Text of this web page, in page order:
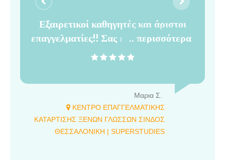
Εξαιρετικοί καθηγητές και άριστοι
επαγγελματίες!! Σας ευχαριστώ πολύ!!
Το ταχύρυθμο πρόγραμμα εκμάθησης
Συγχαρηστήρια!!
περισσότερα
Μαρια Σ.
ΚΕΝΤΡΟ ΕΠΑΓΓΕΛΜΑΤΙΚΗΣ
ΚΑΤΑΡΤΙΣΗΣ ΞΕΝΩΝ ΓΛΩΣΣΩΝ ΣΙΝΔΟΣ
ΘΕΣΣΑΛΟΝΙΚΗ | SUPERSTUDIES